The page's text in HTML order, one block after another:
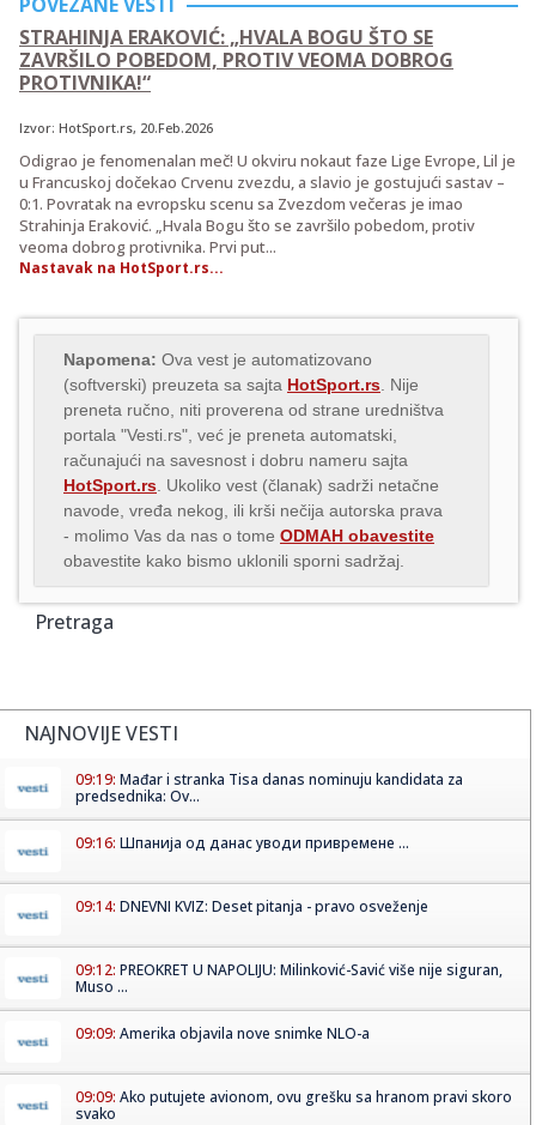
STRAHINJA ERAKOVIĆ: „HVALA BOGU ŠTO SE
ZAVRŠILO POBEDOM, PROTIV VEOMA DOBROG
PROTIVNIKA!“
Izvor: HotSport.rs, 20.Feb.2026
Odigrao je fenomenalan meč! U okviru nokaut faze Lige Evrope, Lil je
u Francuskoj dočekao Crvenu zvezdu, a slavio je gostujući sastav –
0:1. Povratak na evropsku scenu sa Zvezdom večeras je imao
Strahinja Eraković. „Hvala Bogu što se završilo pobedom, protiv
veoma dobrog protivnika. Prvi put...
Nastavak na HotSport.rs...
Napomena: Ova vest je automatizovano
(softverski) preuzeta sa sajta HotSport.rs . Nije
preneta ručno, niti proverena od strane uredništva
portala "Vesti.rs", već je preneta automatski,
računajući na savesnost i dobru nameru sajta
HotSport.rs . Ukoliko vest (članak) sadrži netačne
navode, vređa nekog, ili krši nečija autorska prava
- molimo Vas da nas o tome ODMAH obavestite
obavestite kako bismo uklonili sporni sadržaj.
Pretraga
NAJNOVIJE VESTI
09:19: Mađar i stranka Tisa danas nominuju kandidata za
predsednika: Ov...
09:16: Шпанија од данас уводи привремене ...
09:14: DNEVNI KVIZ: Deset pitanja - pravo osveženje
09:12: PREOKRET U NAPOLIJU: Milinković-Savić više nije siguran,
Muso ...
09:09: Amerika objavila nove snimke NLO-a
09:09: Ako putujete avionom, ovu grešku sa hranom pravi skoro
svako